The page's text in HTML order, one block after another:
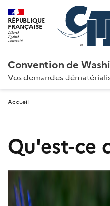
RÉPUBLIQUE
FRANÇAISE
Convention de
Vos demandes
Accueil
Qu'est-ce